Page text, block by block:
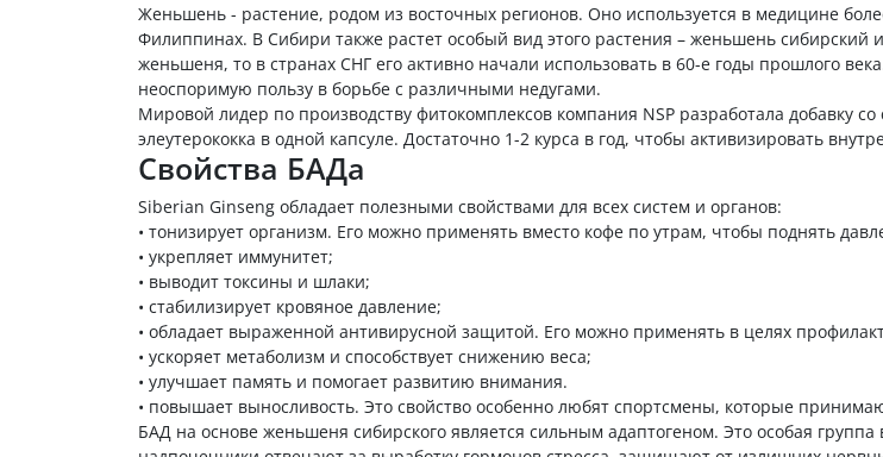
Женьшень - растение, родом из восточных регионов. Оно используется в медицине
Филиппинах. В Сибири также растет особый вид этого растения – женьшень сибирский
женьшеня, то в странах СНГ его активно начали использовать в 60-е годы прошлого
неоспоримую пользу в борьбе с различными недугами.
Мировой лидер по производству фитокомплексов компания NSP разработала добавку
элеутерококка в одной капсуле. Достаточно 1-2 курса в год, чтобы активизировать
Свойства БАДа
Siberian Ginseng обладает полезными свойствами для всех систем и органов:
• тонизирует организм. Его можно применять вместо кофе по утрам, чтобы поднять
• укрепляет иммунитет;
• выводит токсины и шлаки;
• стабилизирует кровяное давление;
• обладает выраженной антивирусной защитой. Его можно применять в целях
• ускоряет метаболизм и способствует снижению веса;
• улучшает память и помогает развитию внимания.
• повышает выносливость. Это свойство особенно любят спортсмены, которые
БАД на основе женьшеня сибирского является сильным адаптогеном. Это особая